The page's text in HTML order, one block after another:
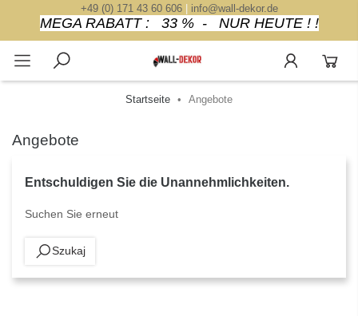
+49 (0) 171 43 60 606| info@wall-dekor.de
MEGA RABATT : 33 % - NUR HEUTE ! !
Startseite Angebote
Angebote
Entschuldigen Sie die Unannehmlichkeiten.
Suchen Sie erneut
Szukaj